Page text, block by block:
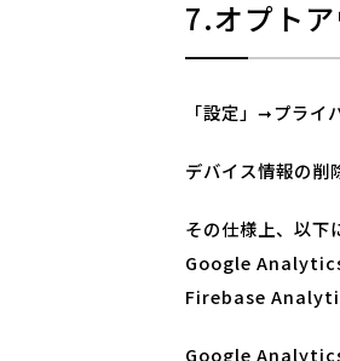
7.オプトア
「設定」➞プラ
デバイス情報の削
その仕様上、以下
Google
Firebase
Google